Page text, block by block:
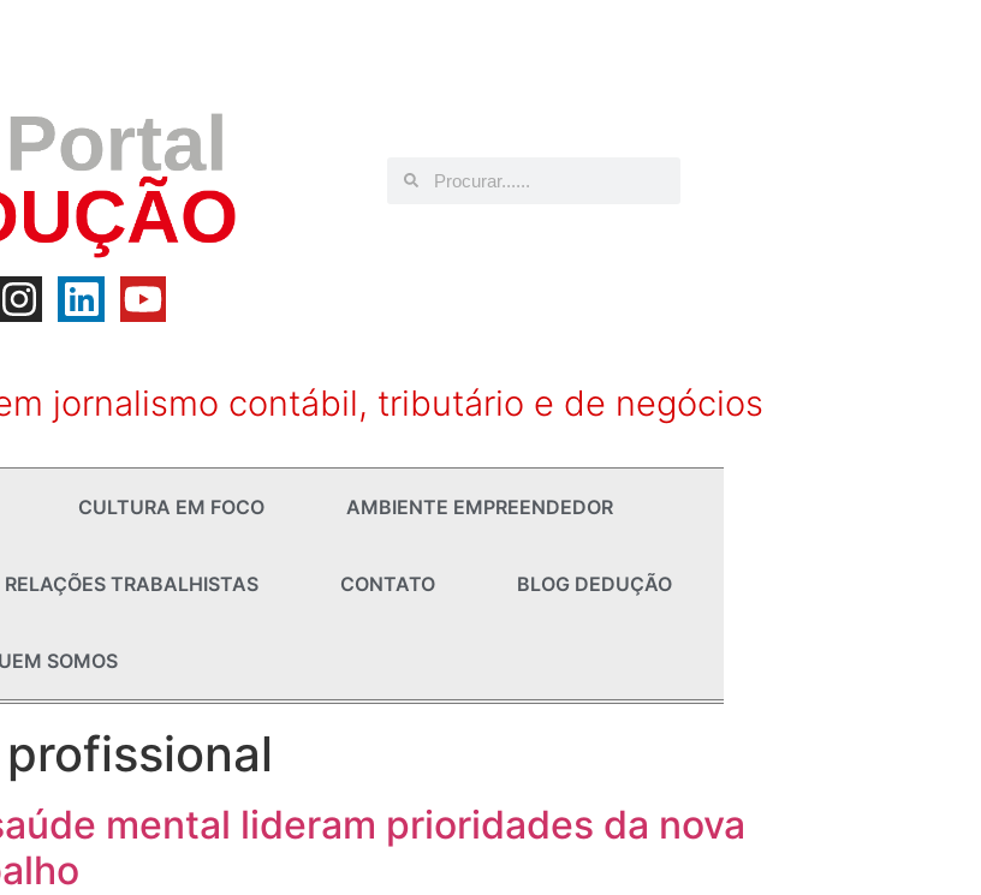
jornalismo contábil, tributário e de negócios
CULTURA EM FOCO AMBIENTE EMPREENDEDOR
RELAÇÕES TRABALHISTAS CONTATO BLOG DEDUÇÃO
SOMOS
mental lideram prioridades da nova